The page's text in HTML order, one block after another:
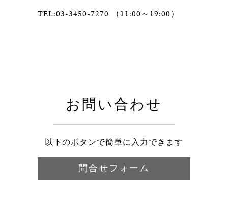
TEL:03-3450-7270 （11:00～19:00）
お問い合わせ
以下のボタンで簡単に入力できます
問合せフォーム